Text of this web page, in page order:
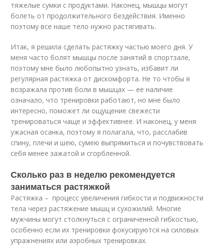
тяжелые сумки с продуктами. Наконец, мышцы могут
болеть от продолжительного бездействия. Именно
поэтому все наше тело нужно растягивать.
Итак, я решила сделать растяжку частью моего дня. У
меня часто болят мышцы после занятий в спортзале,
поэтому мне было любопытно узнать, избавит ли
регулярная растяжка от дискомфорта. Не то чтобы я
возражала против боли в мышцах — ее наличие
означало, что тренировки работают, но мне было
интересно, поможет ли ощущение свежести
тренироваться чаще и эффективнее. И наконец, у меня
ужасная осанка, поэтому я полагала, что, расслабив
спину, плечи и шею, сумею выпрямиться и почувствовать
себя менее зажатой и сгорбленной.
Сколько раз в неделю рекомендуется
заниматься растяжкой
Растяжка – процесс увеличения гибкости и подвижности
тела через растяжение мышц и сухожилий. Многие
мужчины могут столкнуться с ограниченной гибкостью,
особенно если их тренировки фокусируются на силовых
упражнениях или аэробных тренировках.